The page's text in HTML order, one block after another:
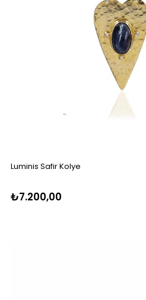
Luminis Safir Kolye
₺7.200,00